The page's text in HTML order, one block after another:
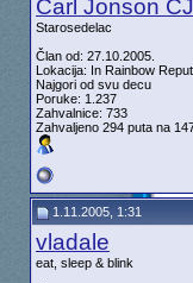
Carl Jonson CJ
Starosedelac
Član od: 27.10.2005.
Lokacija: In Rainbow
Najgori od svu decu
Poruke: 1.237
Zahvalnice: 733
Zahvaljeno 294 puta na
1.11.2005, 1:31
vladale
eat, sleep & blink